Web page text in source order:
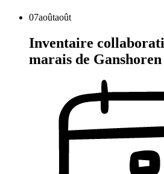
07aoûtaoût
Inventaire
marais de Ganshoren